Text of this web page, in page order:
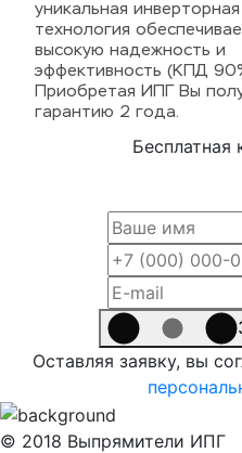
уникальная инверторная
технология
высокую надежность и
эффективность (КПД
Приобретая ИПГ Вы
гарантию 2 года.
Бесплатная
Оставляя заявку, вы
© 2018 Выпрямители ИПГ